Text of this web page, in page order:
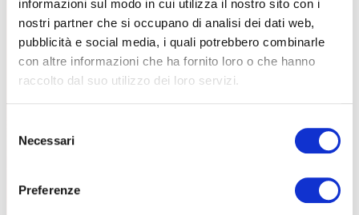
informazioni sul modo in cui utilizza il nostro sito con i
nostri partner che si occupano di analisi dei dati web,
pubblicità e social media, i quali potrebbero combinarle
con altre informazioni che ha fornito loro o che hanno
raccolto dal suo utilizzo dei loro servizi.
delNecessari
Preferenze